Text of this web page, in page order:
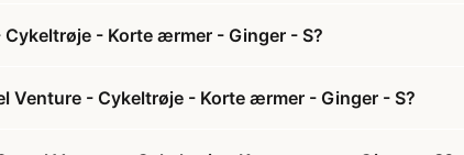
- Korte ærmer - Ginger - S?
Venture - Cykeltrøje - Korte ærmer - Ginger - S?